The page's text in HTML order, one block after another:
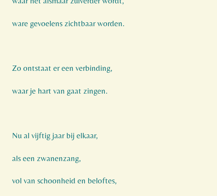
ware gevoelens zichtbaar worden.
Zo ontstaat er een verbinding,
waar je hart van gaat zingen.
Nu al vijftig jaar bij elkaar,
als een zwanenzang,
vol van schoonheid en beloftes,